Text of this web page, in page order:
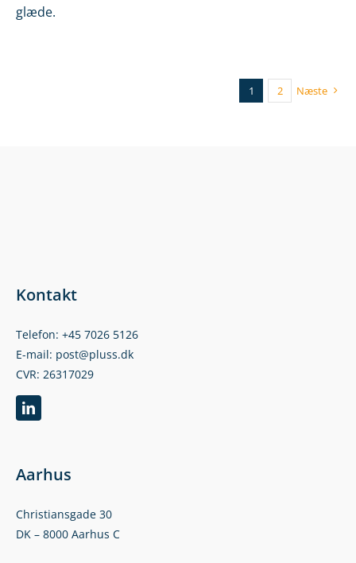
glæde.
1 2 Næste
Kontakt
Telefon: +45 7026 5126
E-mail: post@pluss.dk
CVR: 26317029
Aarhus
Christiansgade 30
DK – 8000 Aarhus C